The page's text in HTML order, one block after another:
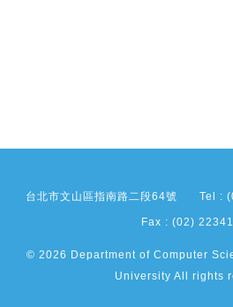
台北市文山區指南路二段64號 Tel :
Fax : (02)
© 2026 Department of Computer
University All rights